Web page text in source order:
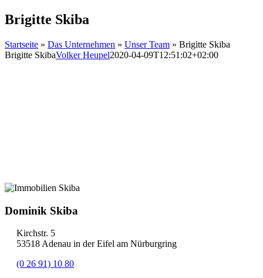
Brigitte Skiba
Startseite » Das Unternehmen » Unser Team » Brigitte Skiba
Brigitte SkibaVolker Heupel2020-04-09T12:51:02+02:00
Dominik Skiba
Kirchstr. 5
53518 Adenau in der Eifel am Nürburgring
(0 26 91) 10 80